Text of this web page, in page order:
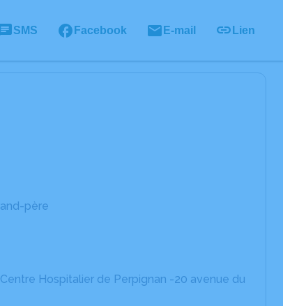
SMS Facebook E-mail Lien
père
Hospitalier de Perpignan -20 avenue du